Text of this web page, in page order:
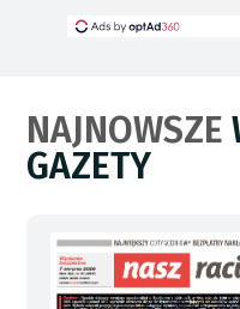
NAJNOWSZE
GAZETY